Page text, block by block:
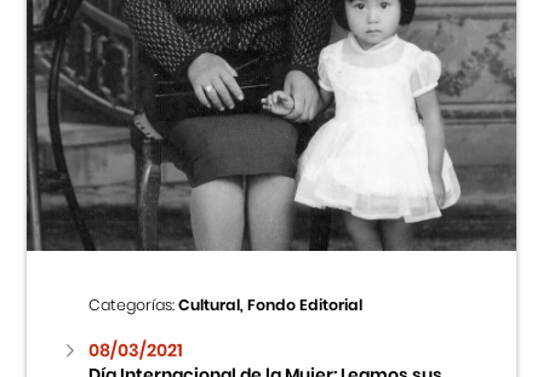
Portal APJ
Centro Cultural Peruano Japonés
Cursos
Museo de la Inmigración Japonesa
Fondo Editorial
Teatro Peruano Japonés
Categorías:Cultural, Fondo Editorial
08/03/2021